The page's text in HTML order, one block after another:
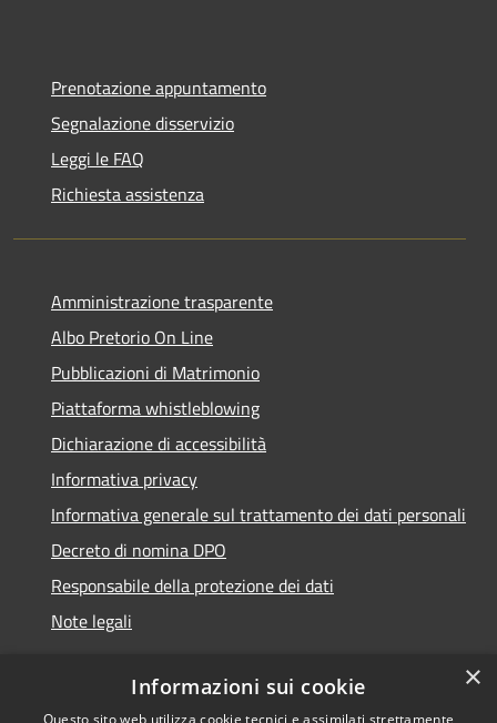
Prenotazione appuntamento
Segnalazione disservizio
Leggi le FAQ
Richiesta assistenza
Amministrazione trasparente
Albo Pretorio On Line
Pubblicazioni di Matrimonio
Piattaforma whistleblowing
Dichiarazione di accessibilità
Informativa privacy
Informativa generale sul trattamento dei dati personali
Decreto di nomina DPO
Responsabile della protezione dei dati
Note legali
×
Informazioni sui cookie
Questo sito web utilizza cookie tecnici e assimilati strettamente